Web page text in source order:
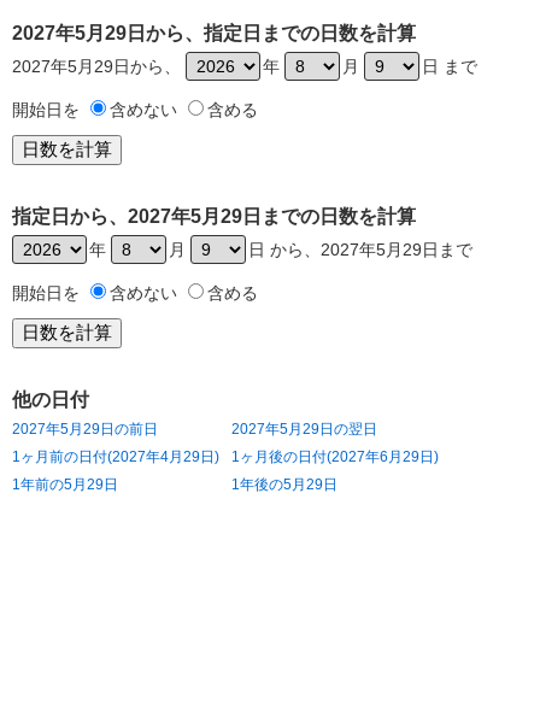
2027年5月29日から、指定日までの日数を計算
2027年5月29日から、 年 月 日 まで
開始日を 含めない 含める
指定日から、2027年5月29日までの日数を計算
年 月 日 から、2027年5月29日まで
開始日を 含めない 含める
他の日付
2027年5月29日の前日
2027年5月29日の翌日
1ヶ月前の日付(2027年4月29日)
1ヶ月後の日付(2027年6月29日)
1年前の5月29日
1年後の5月29日